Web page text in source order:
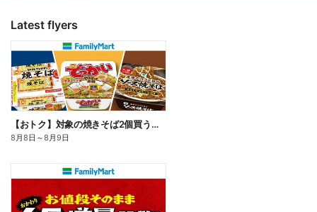
Latest flyers
【おトク】対象の焼きそば2個買うと100円引き!
8月8日 ～8月9日